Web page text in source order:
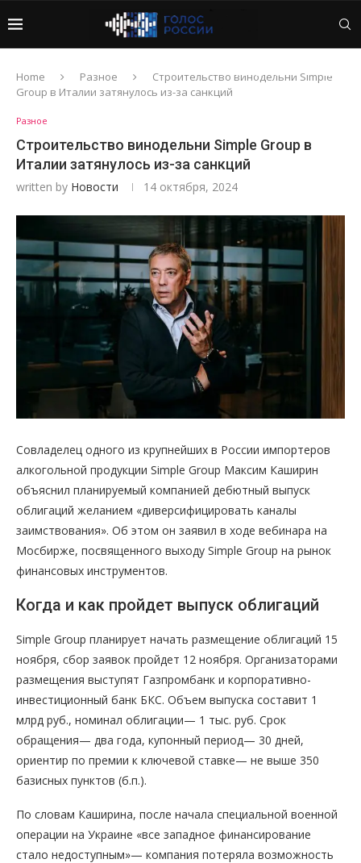
Home Разное
Строительство винодельни Simple
Group в Италии затянулось из-за санкций
Разное
Строительство винодельни Simple Group в
Италии затянулось из-за санкций
written by Новости 14 октября, 2024
Совладелец одного из крупнейших в России импортеров
алкогольной продукции Simple Group Максим Каширин
объяснил планируемый компанией дебютный выпуск
облигаций желанием «диверсифицировать каналы
заимствования». Об этом он заявил в ходе вебинара на
Мосбирже, посвященного выходу Simple Group на рынок
финансовых инструментов.
Когда и как пройдет выпуск облигаций
Simple Group планирует начать размещение облигаций 15
ноября, сбор заявок пройдет 12 ноября. Организаторами
размещения выступят Газпромбанк и корпоративно-
инвестиционный банк БКС. Объем выпуска составит 1
млрд руб., номинал облигации— 1 тыс. руб. Срок
обращения— два года, купонный период— 30 дней,
ориентир по премии к ключевой ставке— не выше 350
базисных пунктов (б.п.).
По словам Каширина, после начала специальной военной
операции на Украине «все западное финансирование
стало недоступным»— компания потеряла возможность